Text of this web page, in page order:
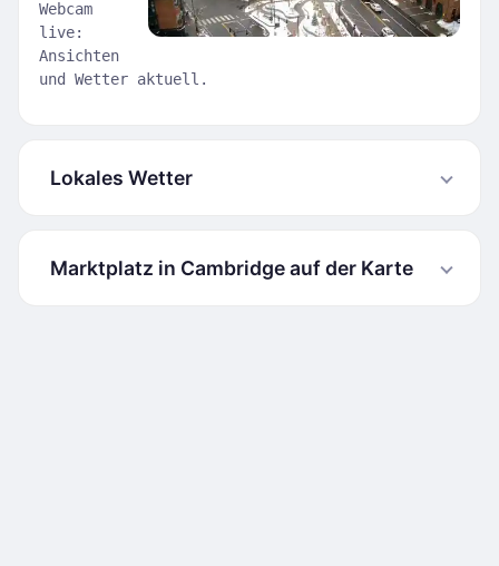
Webcam
live:
Ansichten
und Wetter aktuell.
Lokales Wetter
Marktplatz in Cambridge auf der Karte